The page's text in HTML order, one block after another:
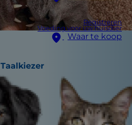
Registreren
Voeding voor uw huisdier
Waar te koop
Taalkiezer